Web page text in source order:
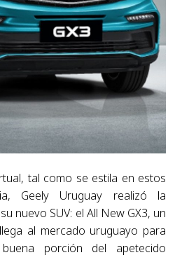
tal como se estila en estos
Geely Uruguay realizó la
nuevo SUV: el All New GX3, un
al mercado uruguayo para
porción del apetecido